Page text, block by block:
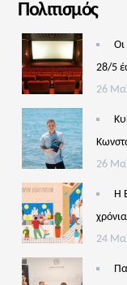
Πολιτισμός
Οι
28/5
26
26
Η
24